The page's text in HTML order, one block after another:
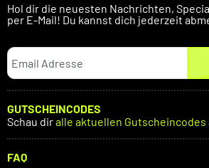
Hol dir die neuesten Nachrichten,
per E-Mail! Du kannst dich jederzeit
GUTSCHEINCODES
Schau diralle aktuellen Gutscheincodes
FAQ